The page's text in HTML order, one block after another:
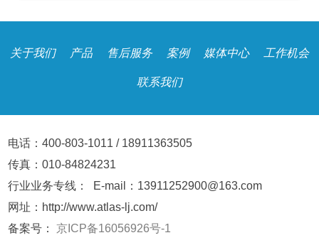
关于我们 产品 售后服务 案例 媒体中心 工作机会
联系我们
电话：400-803-1011 / 18911363505
传真：010-84824231
行业业务专线： E-mail：13911252900@163.com
网址：http://www.atlas-lj.com/
备案号：京ICP备16056926号-1